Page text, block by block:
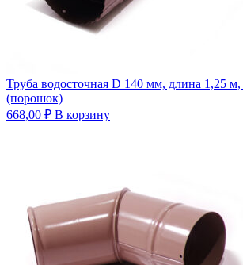
Труба водосточная D 140 мм, длина 1,25
(порошок)
668,00 ₽ В корзину